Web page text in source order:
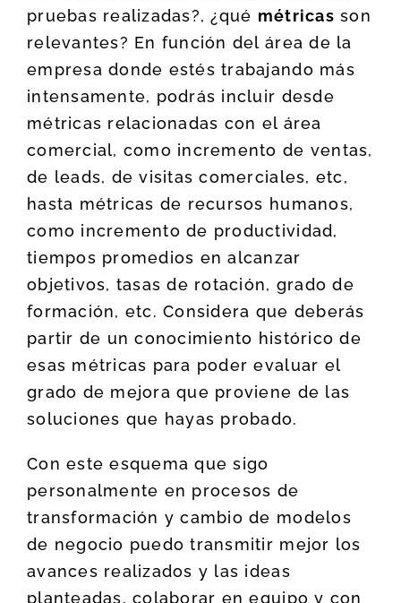
pruebas realizadas?, ¿qué métricas son
relevantes? En función del área de la
empresa donde estés trabajando más
intensamente, podrás incluir desde
métricas relacionadas con el área
comercial, como incremento de ventas,
de leads, de visitas comerciales, etc,
hasta métricas de recursos humanos,
como incremento de productividad,
tiempos promedios en alcanzar
objetivos, tasas de rotación, grado de
formación, etc. Considera que deberás
partir de un conocimiento histórico de
esas métricas para poder evaluar el
grado de mejora que proviene de las
soluciones que hayas probado.
Con este esquema que sigo
personalmente en procesos de
transformación y cambio de modelos
de negocio puedo transmitir mejor los
avances realizados y las ideas
planteadas, colaborar en equipo y con